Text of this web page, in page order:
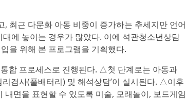
최근 다문화 아동 비중이 증가하는 추세지만 언어
에 놓이는 경우가 많았다. 이에 석관청소년상담
을 위해 본 프로그램을 기획했다.
합 프로세스로 진행된다. △첫 단계로는 아동과
검사(풀배터리) 및 해석상담’이 실시된다. △이후
면을 표현할 수 있도록 미술, 모래놀이, 보드게임